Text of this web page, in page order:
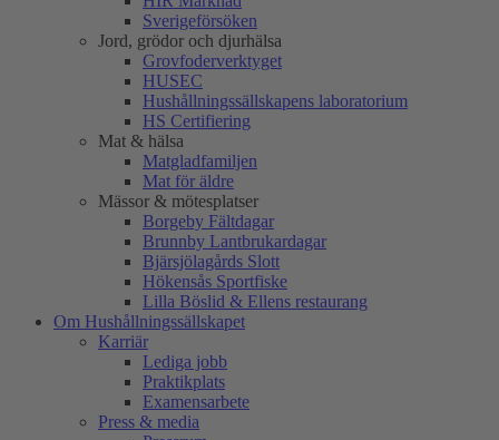
Sverigeförsöken
Jord, grödor och djurhälsa
Grovfoderverktyget
HUSEC
Hushållningssällskapens laboratorium
HS Certifiering
Mat & hälsa
Matgladfamiljen
Mat för äldre
Mässor & mötesplatser
Borgeby Fältdagar
Brunnby Lantbrukardagar
Bjärsjölagårds Slott
Hökensås Sportfiske
Lilla Böslid & Ellens restaurang
Om Hushållningssällskapet
Karriär
Lediga jobb
Praktikplats
Examensarbete
Press & media